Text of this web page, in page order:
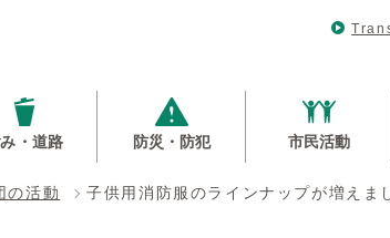
・道路 防災・防犯 市民活動
の活動 子供用消防服のラインナップが増えま